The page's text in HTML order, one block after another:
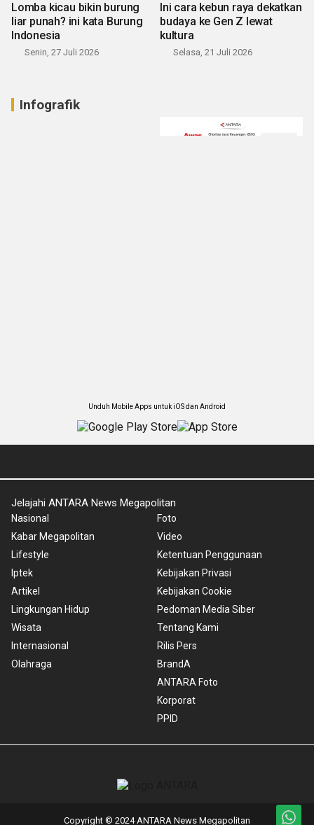
Lomba kicau bikin burung
liar punah? ini kata Burung
Indonesia
Senin, 27 Juli 2026
Ini cara kebun raya dekatkan
budaya ke Gen Z lewat
kultura
Selasa, 21 Juli 2026
Infografik
Unduh Mobile Apps untuk iOS dan Android
Jelajahi ANTARA News Megapolitan
Nasional
Kabar Megapolitan
Lifestyle
Iptek
Artikel
Lingkungan Hidup
Wisata
Internasional
Olahraga
Foto
Video
Ketentuan Penggunaan
Kebijakan Privasi
Kebijakan Cookie
Pedoman Media Siber
Tentang Kami
Rilis Pers
BrandA
ANTARA Foto
Korporat
PPID
Copyright © 2024 ANTARA News Megapolitan